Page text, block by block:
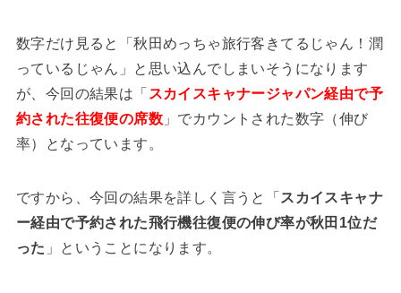
数字だけ見ると「秋田めっちゃ旅行客きてるじゃん！潤
っているじゃん」と思い込んでしまいそうになります
が、今回の結果は「 スカイスキャナージャパン経由で予
約された往復便の席数」でカウントされた数字（伸び
率）となっています。
ですから、今回の結果を詳しく言うと「 スカイスキャナ
ー経由で予約された飛行機往復便の伸び率が秋田1位だ
った 」ということになります。